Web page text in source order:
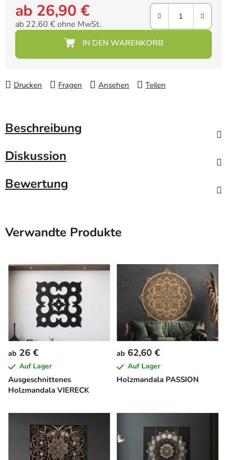
ab 26,90 €
ab 22,60 €ohne MwSt.
Drucken Fragen Ansehen Teilen
Beschreibung
Diskussion
Bewertung
Verwandte Produkte
Ausgeschnittenes
Holzmandala VIERECK
ab 26 €
Auf Lager
Holzmandala PASSION
ab 62,60 €
Auf Lager